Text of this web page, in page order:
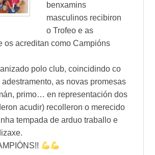
benxamins
masculinos recibiron
o Trofeo e as
os acreditan como Campións
polo club, coincidindo co
as novas promesas
primo… en representación dos
acudir) recolleron o merecido
tempada de arduo traballo e